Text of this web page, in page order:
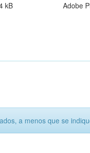
kB Adobe
a menos que se